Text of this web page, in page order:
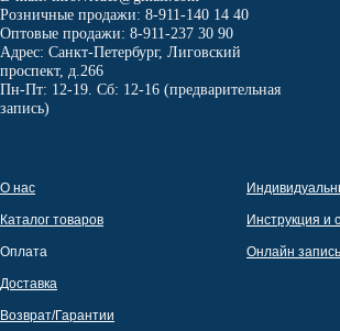
Розничные продажи: 8-911-140 14 40
Оптовые продажи: 8-911-237 30 90
Адрес: Санкт-Петербург, Лиговский
проспект, д.266
Пн-Пт: 12-19. Сб: 12-16 (предварительная
запись)
О нас
Каталог товаров
Оплата
Доставка
Возврат/Гарантии
Инструкция и
Онлайн запись